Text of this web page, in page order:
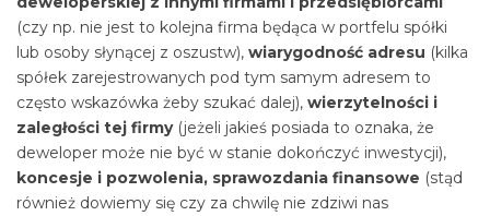
(czy np. nie jest to kolejna firma będąca w portfelu spółki
lub osoby słynącej z oszustw), wiarygodność adresu (kilka
spółek zarejestrowanych pod tym samym adresem to
często wskazówka żeby szukać dalej), wierzytelności i
zaległości tej firmy(jeżeli jakieś posiada to oznaka, że
deweloper może nie być w stanie dokończyć inwestycji),
koncesje i pozwolenia, sprawozdania finansowe (stąd
również dowiemy się czy za chwilę nie zdziwi nas